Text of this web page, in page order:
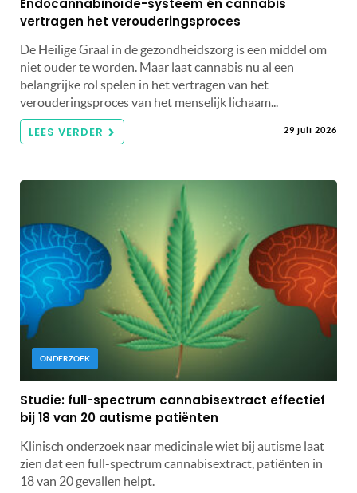
Endocannabinoïde-systeem én cannabis
vertragen het verouderingsproces
De Heilige Graal in de gezondheidszorg is een middel om
niet ouder te worden. Maar laat cannabis nu al een
belangrijke rol spelen in het vertragen van het
verouderingsproces van het menselijk lichaam...
LEES VERDER 29 juli 2026
ONDERZOEK
Studie: full-spectrum cannabisextract effectief
bij 18 van 20 autisme patiënten
Klinisch onderzoek naar medicinale wiet bij autisme laat
zien dat een full-spectrum cannabisextract, patiënten in
18 van 20 gevallen helpt.